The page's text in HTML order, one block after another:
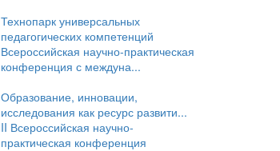
Технопарк универсальных
педагогических компетенций
Всероссийская научно-практическая
конференция с междуна...
Образование, инновации,
исследования как ресурс развити...
II Всероссийская научно-
практическая конференция